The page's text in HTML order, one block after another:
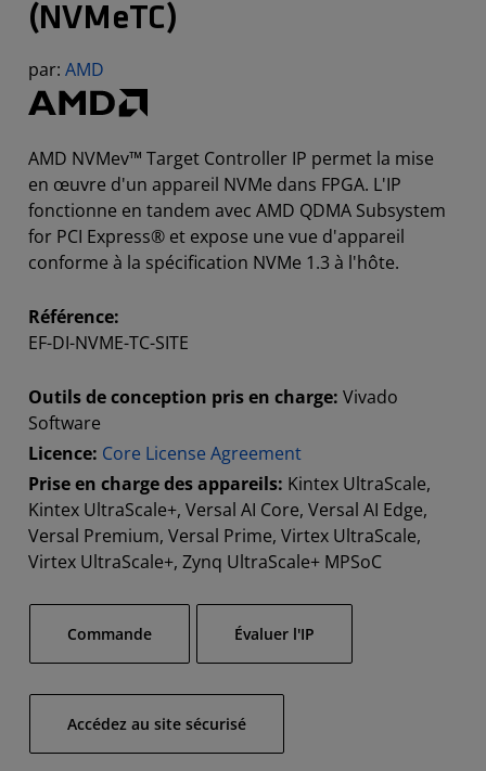
(NVMeTC)
par: AMD
AMD NVMev™ Target Controller IP permet la mise
en œuvre d'un appareil NVMe dans FPGA. L'IP
fonctionne en tandem avec AMD QDMA Subsystem
for PCI Express® et expose une vue d'appareil
conforme à la spécification NVMe 1.3 à l'hôte.
Référence:
EF-DI-NVME-TC-SITE
Outils de conception pris en charge: Vivado
Software
Licence: Core License Agreement
Prise en charge des appareils: Kintex UltraScale,
Kintex UltraScale+, Versal AI Core, Versal AI Edge,
Versal Premium, Versal Prime, Virtex UltraScale,
Virtex UltraScale+, Zynq UltraScale+ MPSoC
​Commande Évaluer l'IP
Accédez au site sécurisé